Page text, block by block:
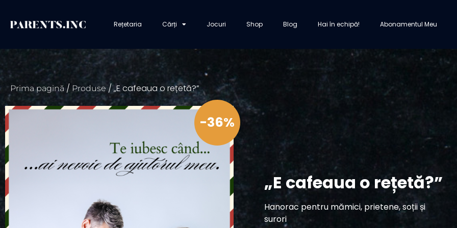
Rețetaria Cărți Jocuri Shop Blog Hai în echipă‎! Abonamentul Meu
Prima pagină/ Produse / „E cafeaua o rețetă?”
-36%
„E cafeaua o rețetă?”
Hanorac pentru mămici, prietene, soții și
surori